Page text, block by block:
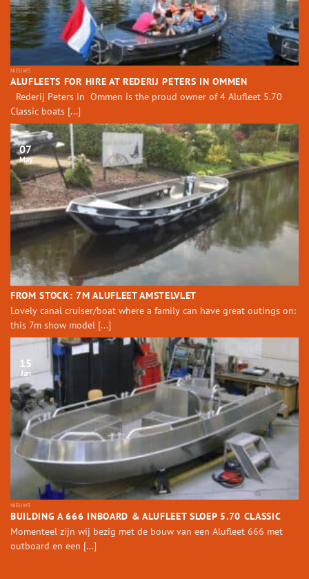
NIEUWS
ALUFLEETS FOR HIRE AT REDERIJ PETERS IN OMMEN
Rederij Peters in Ommen is the proud owner of 4 Alufleet 5.70
Classic boats [...]
FROM STOCK: 7M ALUFLEET AMSTELVLET
Lovely canal cruiser/boat where a family can have great outings on:
this 7m show model [...]
07
May
NIEUWS
BUILDING A 666 INBOARD & ALUFLEET SLOEP 5.70 CLASSIC
Momenteel zijn wij bezig met de bouw van een Alufleet 666 met
outboard en een [...]
15
Jan